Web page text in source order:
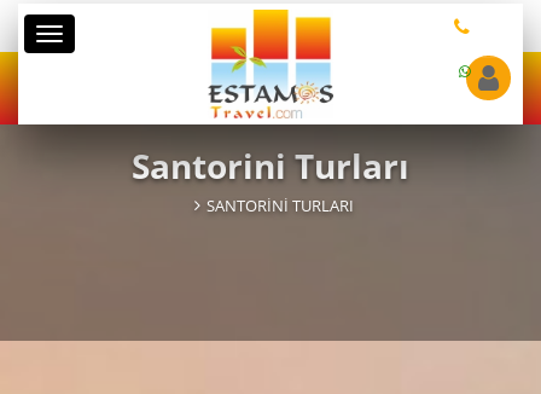
Kategoriler
Santorini Turları
SANTORINI TURLARI